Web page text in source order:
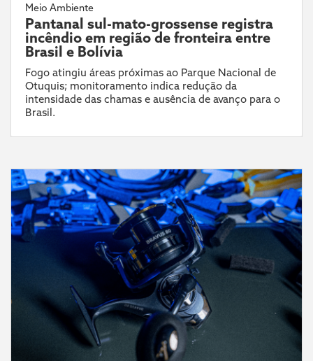
Meio Ambiente
Pantanal sul-mato-grossense registra
incêndio em região de fronteira entre
Brasil e Bolívia
Fogo atingiu áreas próximas ao Parque Nacional de
Otuquis; monitoramento indica redução da
intensidade das chamas e ausência de avanço para o
Brasil.